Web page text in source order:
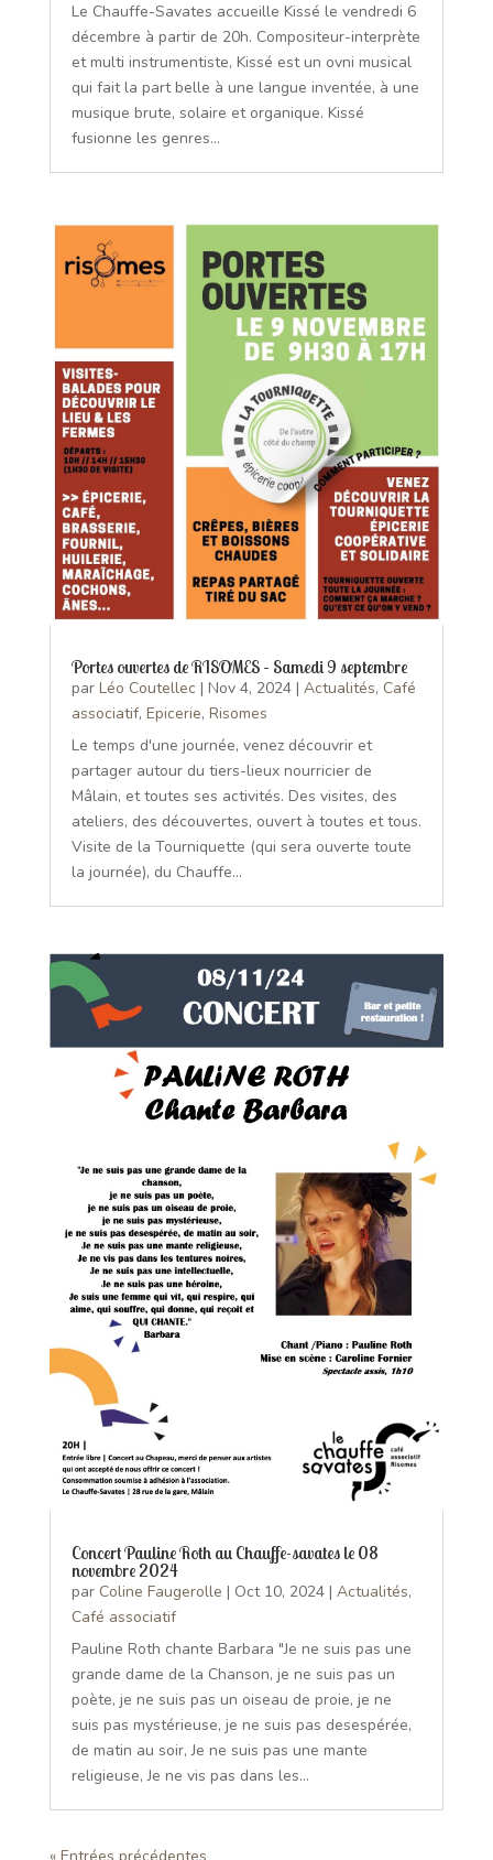
Le Chauffe-Savates accueille Kissé le vendredi 6
décembre à partir de 20h. Compositeur-interprète
et multi instrumentiste, Kissé est un ovni musical
qui fait la part belle à une langue inventée, à une
musique brute, solaire et organique. Kissé
fusionne les genres...
Portes ouvertes de RISOMES – Samedi 9 septembre
par Léo Coutellec | Nov 4, 2024| Actualités, Café
associatif, Epicerie, Risomes
Le temps d'une journée, venez découvrir et
partager autour du tiers-lieux nourricier de
Mâlain, et toutes ses activités. Des visites, des
ateliers, des découvertes, ouvert à toutes et tous.
Visite de la Tourniquette (qui sera ouverte toute
la journée), du Chauffe...
Concert Pauline Roth au Chauffe-savates le 08
novembre 2024
par Coline Faugerolle | Oct 10, 2024| Actualités,
Café associatif
Pauline Roth chante Barbara "Je ne suis pas une
grande dame de la Chanson, je ne suis pas un
poète, je ne suis pas un oiseau de proie, je ne
suis pas mystérieuse, je ne suis pas desespérée,
de matin au soir, Je ne suis pas une mante
religieuse, Je ne vis pas dans les...